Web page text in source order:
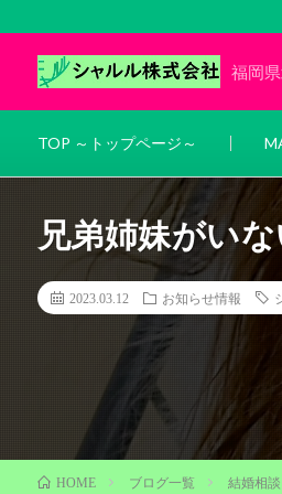
福岡
TOP ～トップページ～
兄弟姉妹がい
2023.03.12 お知らせ情報
HOME ブログ一覧 結婚相談